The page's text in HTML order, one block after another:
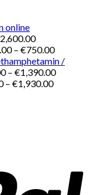
2,600.00Preisspanne:
€350.00
bis
€2,600.00
– €750.00
€350.00
bis
/
– €1,390.00
– €1,930.00